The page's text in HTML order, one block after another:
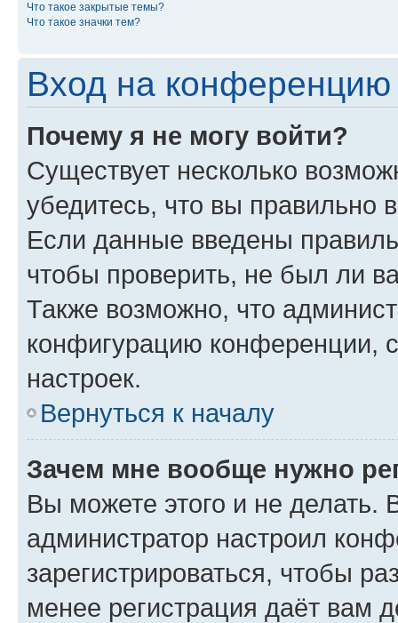
Что такое закрытые темы?
Что такое значки тем?
Вход на конференцию
Почему я не могу войти?
Существует несколько
убедитесь, что вы правильно
Если данные введены
чтобы проверить, не был ли
Также возможно, что
конфигурацию конференции,
настроек.
Вернуться к началу
Зачем мне вообще нужно
Вы можете этого и не делать.
администратор настроил
зарегистрироваться, чтобы
менее регистрация даёт вам